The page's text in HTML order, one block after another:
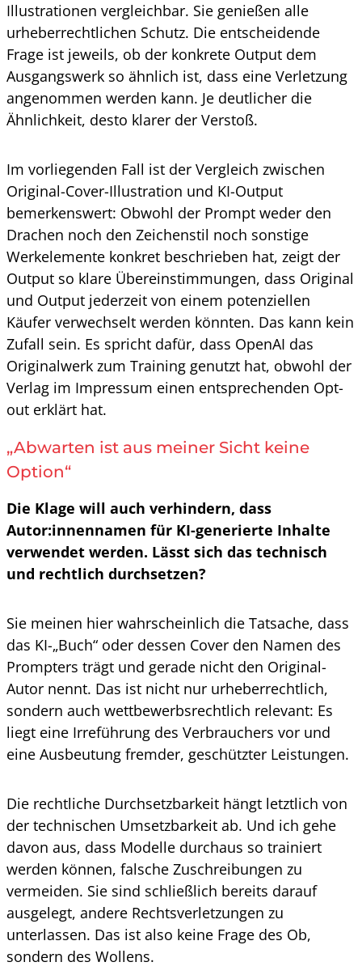
Illustrationen vergleichbar. Sie genießen alle
urheberrechtlichen Schutz. Die entscheidende
Frage ist jeweils, ob der konkrete Output dem
Ausgangswerk so ähnlich ist, dass eine Verletzung
angenommen werden kann. Je deutlicher die
Ähnlichkeit, desto klarer der Verstoß.
Im vorliegenden Fall ist der Vergleich zwischen
Original-Cover-Illustration und KI-Output
bemerkenswert: Obwohl der Prompt weder den
Drachen noch den Zeichenstil noch sonstige
Werkelemente konkret beschrieben hat, zeigt der
Output so klare Übereinstimmungen, dass Original
und Output jederzeit von einem potenziellen
Käufer verwechselt werden könnten. Das kann kein
Zufall sein. Es spricht dafür, dass OpenAI das
Originalwerk zum Training genutzt hat, obwohl der
Verlag im Impressum einen entsprechenden Opt-
out erklärt hat.
„Abwarten ist aus meiner Sicht keine
Option“
Die Klage will auch verhindern, dass
Autor:innennamen für KI-generierte Inhalte
verwendet werden. Lässt sich das technisch
und rechtlich durchsetzen?
Sie meinen hier wahrscheinlich die Tatsache, dass
das KI-„Buch“ oder dessen Cover den Namen des
Prompters trägt und gerade nicht den Original-
Autor nennt. Das ist nicht nur urheberrechtlich,
sondern auch wettbewerbsrechtlich relevant: Es
liegt eine Irreführung des Verbrauchers vor und
eine Ausbeutung fremder, geschützter Leistungen.
Die rechtliche Durchsetzbarkeit hängt letztlich von
der technischen Umsetzbarkeit ab. Und ich gehe
davon aus, dass Modelle durchaus so trainiert
werden können, falsche Zuschreibungen zu
vermeiden. Sie sind schließlich bereits darauf
ausgelegt, andere Rechtsverletzungen zu
unterlassen. Das ist also keine Frage des Ob,
sondern des Wollens.